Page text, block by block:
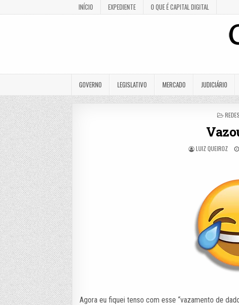
INÍCIO EXPEDIENTE O QUE É CAPITAL DIGITAL
GOVERNO LEGISLATIVO MERCADO JUDICIÁRIO
LUIZ QUEIROZ
Agora eu fiquei tenso com esse “vazamento de